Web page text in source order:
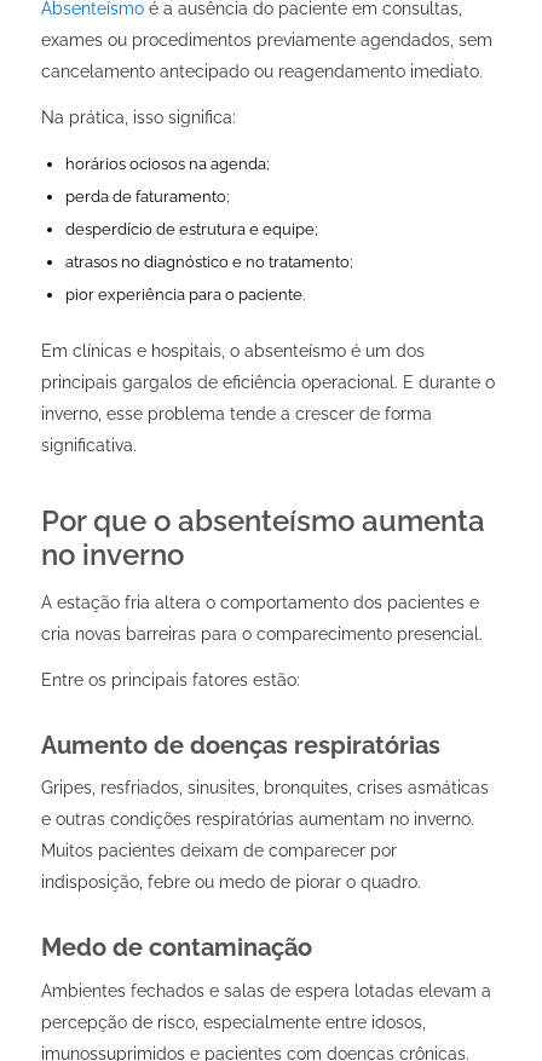
Absenteísmoé a ausência do paciente em consultas,
exames ou procedimentos previamente agendados, sem
cancelamento antecipado ou reagendamento imediato.
Na prática, isso significa:
horários ociosos na agenda;
perda de faturamento;
desperdício de estrutura e equipe;
atrasos no diagnóstico e no tratamento;
pior experiência para o paciente.
Em clínicas e hospitais, o absenteísmo é um dos
principais gargalos de eficiência operacional. E durante o
inverno, esse problema tende a crescer de forma
significativa.
Por que o absenteísmo aumenta
no inverno
A estação fria altera o comportamento dos pacientes e
cria novas barreiras para o comparecimento presencial.
Entre os principais fatores estão:
Aumento de doenças respiratórias
Gripes, resfriados, sinusites, bronquites, crises asmáticas
e outras condições respiratórias aumentam no inverno.
Muitos pacientes deixam de comparecer por
indisposição, febre ou medo de piorar o quadro.
Medo de contaminação
Ambientes fechados e salas de espera lotadas elevam a
percepção de risco, especialmente entre idosos,
imunossuprimidos e pacientes com doenças crônicas.